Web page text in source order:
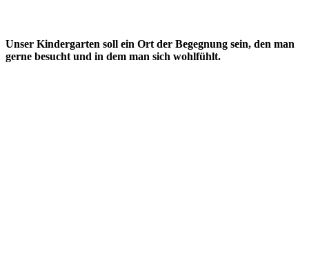
Unser Kindergarten soll ein Ort der Begegnung sein, den man
gerne besucht und in dem man sich wohlfühlt.